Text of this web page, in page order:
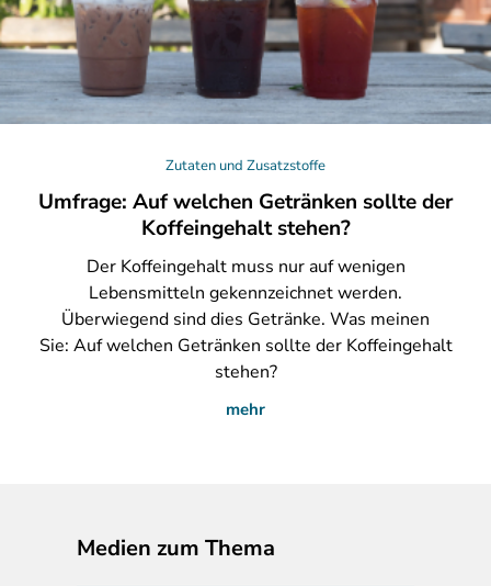
Zutaten und Zusatzstoffe
Umfrage: Auf welchen Getränken sollte der
Koffeingehalt stehen?
DerKoffeingehalt muss nur auf wenigen
Lebensmitteln gekennzeichnet werden.
Überwiegend sind dies Getränke. Was meinen
Sie: Auf welchen Getränken sollte der Koffeingehalt
stehen?
mehr
Medien zum Thema